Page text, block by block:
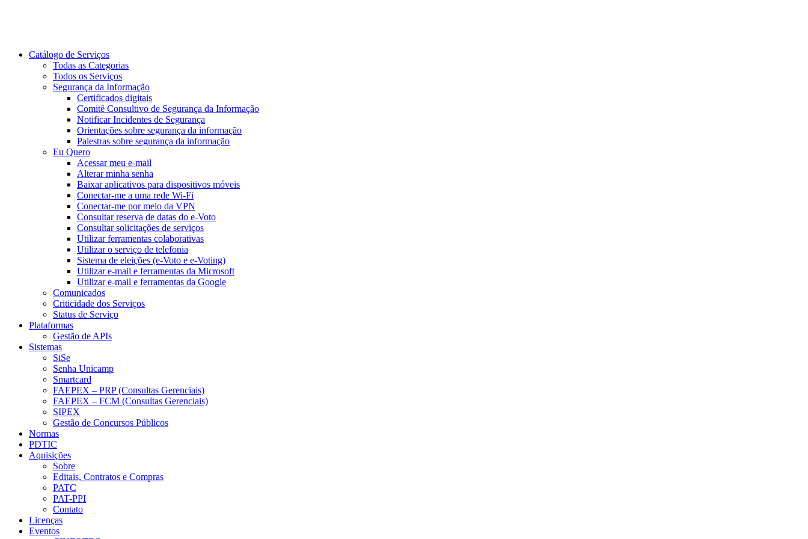
Catálogo de Serviços
Todas as Categorias
Todos os Serviços
Segurança da Informação
Certificados digitais
Comitê Consultivo de Segurança da Informação
Notificar Incidentes de Segurança
Orientações sobre segurança da informação
Palestras sobre segurança da informação
Eu Quero
Acessar meu e-mail
Alterar minha senha
Baixar aplicativos para dispositivos móveis
Conectar-me a uma rede Wi-Fi
Conectar-me por meio da VPN
Consultar reserva de datas do e-Voto
Consultar solicitações de serviços
Utilizar ferramentas colaborativas
Utilizar o serviço de telefonia
Sistema de eleições (e-Voto e e-Voting)
Utilizar e-mail e ferramentas da Microsoft
Utilizar e-mail e ferramentas da Google
Comunicados
Criticidade dos Serviços
Status de Serviço
Plataformas
Gestão de APIs
Sistemas
SiSe
Senha Unicamp
Smartcard
FAEPEX – PRP (Consultas Gerenciais)
FAEPEX – FCM (Consultas Gerenciais)
SIPEX
Gestão de Concursos Públicos
Normas
PDTIC
Aquisições
Sobre
Editais, Contratos e Compras
PATC
PAT-PPI
Contato
Licenças
Eventos